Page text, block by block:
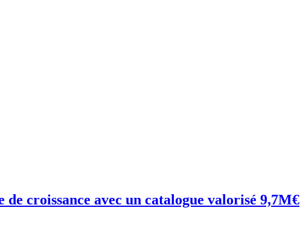
croissance avec un catalogue valorisé 9,7M€